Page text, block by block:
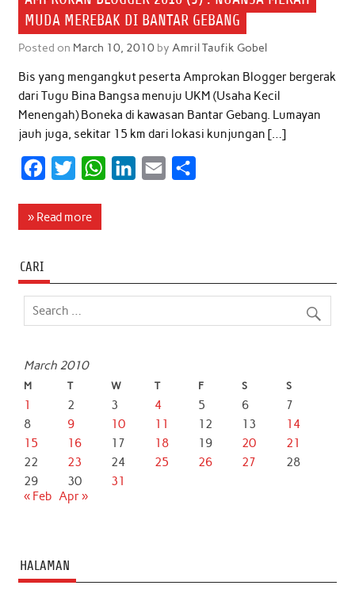
MUDA MEREBAK DI BANTAR GEBANG
Posted on March 10, 2010by Amril Taufik Gobel
Bis yang mengangkut peserta Amprokan Blogger bergerak
dari Tugu Bina Bangsa menuju UKM (Usaha Kecil
Menengah) Boneka di kawasan Bantar Gebang. Lumayan
jauh juga, sekitar 15 km dari lokasi kunjungan […]
c
o
o
i
e
W
A
d
» Read more
CARI
March 2010
M T W T F S S
1 2 3 4 5 6
7
8
9 10 11 12 13
14
15
16 17 18 19 20
21
22
23 24 25 26 27
28
29
30
31
« Feb Apr »
HALAMAN